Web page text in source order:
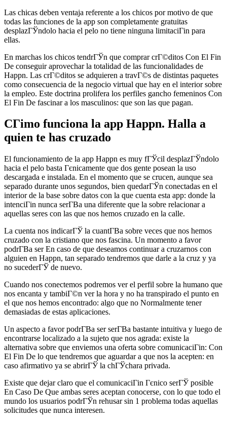
Las chicas deben ventaja referente a los chicos por motivo de que
todas las funciones de la app son completamente gratuitas
desplazГЎndolo hacia el pelo no tiene ninguna limitaciГіn para
ellas.
En marchas los chicos tendrГЎn que comprar crГ©ditos Con El Fin
De conseguir aprovechar la totalidad de las funcionalidades de
Happn. Las crГ©ditos se adquieren a travГ©s de distintas paquetes
como consecuencia de la negocio virtual que hay en el interior sobre
la empleo. Este doctrina prolifera los perfiles gancho femeninos Con
El Fin De fascinar a los masculinos: que son las que pagan.
CГіmo funciona la app Happn. Halla a
quien te has cruzado
El funcionamiento de la app Happn es muy fГЎcil desplazГЎndolo
hacia el pelo basta Гєnicamente que dos gente posean la uso
descargada e instalada. En el momento que se crucen, aunque sea
separado durante unos segundos, bien quedarГЎn conectadas en el
interior de la base sobre datos con la que cuenta esta app: donde la
intenciГіn nunca serГ­В­a una diferente que la sobre relacionar a
aquellas seres con las que nos hemos cruzado en la calle.
La cuenta nos indicarГЎ la cuantГ­В­a sobre veces que nos hemos
cruzado con la cristiano que nos fascina. Un momento a favor
podrГ­В­a ser En caso de que deseamos continuar a cruzarnos con
alguien en Happn, tan separado tendremos que darle a la cruz y ya
no sucederГЎ de nuevo.
Cuando nos conectemos podremos ver el perfil sobre la humano que
nos encanta y tambiГ©n ver la hora y no ha transpirado el punto en
el que nos hemos encontrado: algo que no Normalmente tener
demasiadas de estas aplicaciones.
Un aspecto a favor podrГ­В­a ser serГ­В­a bastante intuitiva y luego de
encontrarse localizado a la sujeto que nos agrada: existe la
alternativa sobre que enviemos una oferta sobre comunicaciГіn: Con
El Fin De lo que tendremos que aguardar a que nos la acepten: en
caso afirmativo ya se abrirГЎ la chГЎchara privada.
Existe que dejar claro que el comunicaciГіn Гєnico serГЎ posible
En Caso De Que ambas seres aceptan conocerse, con lo que todo el
mundo los usuarios podrГЎn rehusar sin 1 problema todas aquellas
solicitudes que nunca interesen.